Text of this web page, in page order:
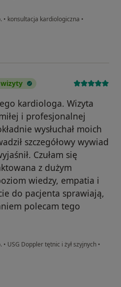
• konsultacja kardiologiczna •
kardiologa. Wizyta
i profesjonalnej
wysłuchał moich
szczegółowy wywiad
Czułam się
z dużym
wiedzy, empatia i
do pacjenta sprawiają,
polecam tego
• USG Doppler tętnic i żył szyjnych •